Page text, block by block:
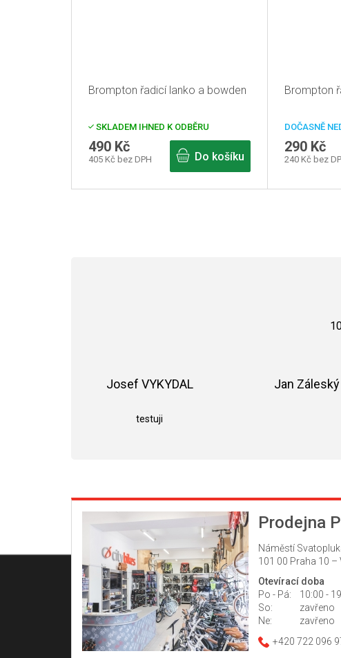
Brompton řadicí lanko a bowden
SKLADEM IHNED K ODBĚRU
405 Kč bez DPH
490 Kč
Do košíku
Brompton
DOČASNĚ
240 Kč bez
290 Kč
Josef VYKYDAL
testuji
Jan Záleský
Prodejna
Náměstí
101 00 Praha 10 –
Otevírací doba
Po - Pá:
10:00 -
So:
zavřeno
Ne:
zavřeno
+420 722 096